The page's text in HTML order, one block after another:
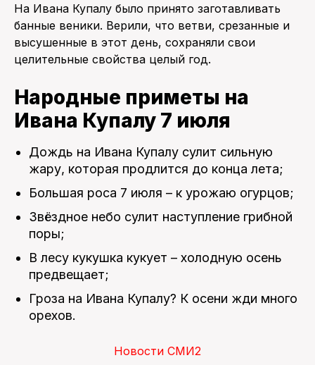
На Ивана Купалу было принято заготавливать
банные веники. Верили, что ветви, срезанные и
высушенные в этот день, сохраняли свои
целительные свойства целый год.
Народные приметы на
Ивана Купалу 7 июля
Дождь на Ивана Купалу сулит сильную
жару, которая продлится до конца лета;
Большая роса 7 июля – к урожаю огурцов;
Звёздное небо сулит наступление грибной
поры;
В лесу кукушка кукует – холодную осень
предвещает;
Гроза на Ивана Купалу? К осени жди много
орехов.
Новости СМИ2